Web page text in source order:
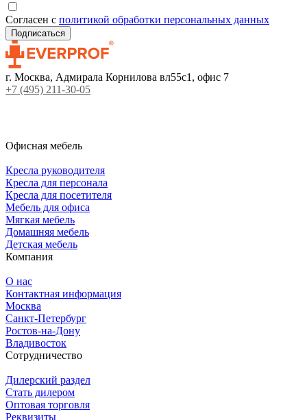
Согласен с политикой обработки персональных данных
г. Москва, Адмирала Корнилова вл55с1, офис 7
+7 (495) 211-30-05
Офисная мебель
Кресла руководителя
Кресла для персонала
Кресла для посетителя
Мебель для офиса
Мягкая мебель
Домашняя мебель
Детская мебель
Компания
О нас
Контактная информация
Москва
Санкт-Петербург
Ростов-на-Дону
Владивосток
Сотрудничество
Дилерский раздел
Стать дилером
Оптовая торговля
Реквизиты